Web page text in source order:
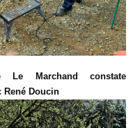
Le Marchand constate
René Doucin